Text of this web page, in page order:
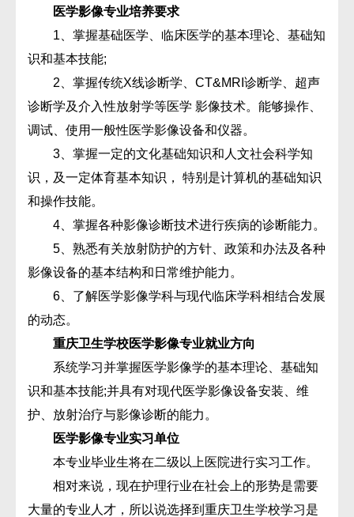
医学影像专业培养要求
1、掌握基础医学、临床医学的基本理论、基础知
识和基本技能;
2、掌握传统X线诊断学、CT&MRI诊断学、超声
诊断学及介入性放射学等医学 影像技术。能够操作、
调试、使用一般性医学影像设备和仪器。
3、掌握一定的文化基础知识和人文社会科学知
识，及一定体育基本知识， 特别是计算机的基础知识
和操作技能。
4、掌握各种影像诊断技术进行疾病的诊断能力。
5、熟悉有关放射防护的方针、政策和办法及各种
影像设备的基本结构和日常维护能力。
6、了解医学影像学科与现代临床学科相结合发展
的动态。
重庆卫生学校医学影像专业就业方向
系统学习并掌握医学影像学的基本理论、基础知
识和基本技能;并具有对现代医学影像设备安装、维
护、放射治疗与影像诊断的能力。
医学影像专业实习单位
本专业毕业生将在二级以上医院进行实习工作。
相对来说，现在护理行业在社会上的形势是需要
大量的专业人才，所以说选择到重庆卫生学校学习是